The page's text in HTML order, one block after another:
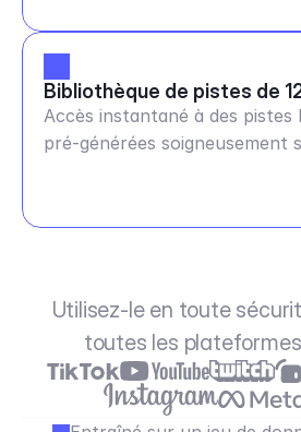
Bibliothèque de pistes de
Accès instantané à des pistes
pré-générées soigneusement
Utilisez-le en toute
toutes les